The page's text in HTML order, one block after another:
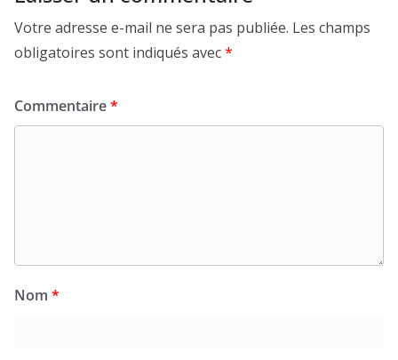
Votre adresse e-mail ne sera pas publiée. Les champs
obligatoires sont indiqués avec*
Commentaire*
Nom *